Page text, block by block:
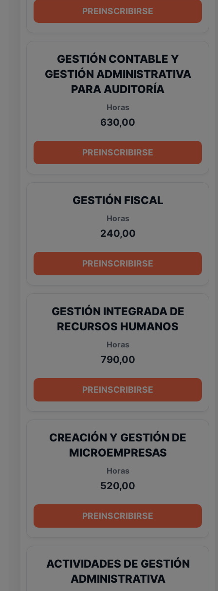
PREINSCRIBIRSE
GESTIÓN CONTABLE Y
GESTIÓN ADMINISTRATIVA
PARA AUDITORÍA
630,00
PREINSCRIBIRSE
GESTIÓN FISCAL
240,00
PREINSCRIBIRSE
GESTIÓN INTEGRADA DE
RECURSOS HUMANOS
790,00
PREINSCRIBIRSE
CREACIÓN Y GESTIÓN DE
MICROEMPRESAS
520,00
PREINSCRIBIRSE
ACTIVIDADES DE GESTIÓN
ADMINISTRATIVA